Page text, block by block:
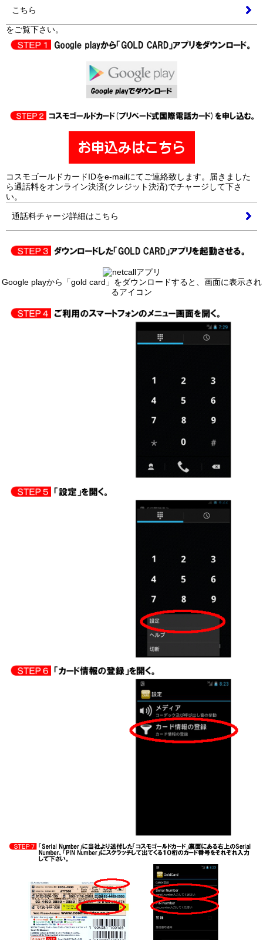
こちら
をご覧下さい。
コスモゴールドカードIDをe-mailにてご連絡致します。届きました
ら通話料をオンライン決済(クレジット決済)でチャージして下さ
い。
通話料チャージ詳細はこちら
Google playから「gold card」をダウンロードすると、画面に表示され
るアイコン